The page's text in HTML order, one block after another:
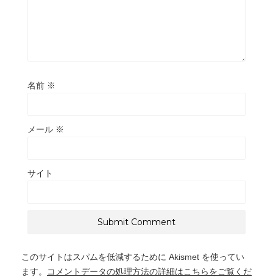
名前 ※
メール ※
サイト
このサイトはスパムを低減するために Akismet を使ってい
ます。
コメントデータの処理方法の詳細はこちらをご覧くだ